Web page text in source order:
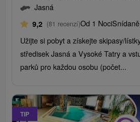
Jasná
9,2 (81 recenzí)Od 1 Noci
Užijte si pobyt a získejte skipasy/
středisek Jasná a Vysoké Tatry a
parků pro každou osobu (počet...
TIP